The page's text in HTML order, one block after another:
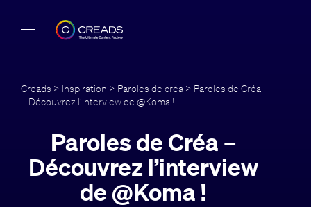
Offres
À propos
Guide
Creads > Inspiration > Paroles de créa> Paroles de Créa
– Découvrez l’interview de @Koma !
Paroles de Créa –
Découvrez l’interview
de @Koma !